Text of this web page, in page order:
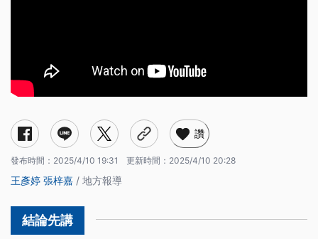
讚
發布時間： 2025/4/10 19:31 更新時間： 2025/4/10 20:28
王彥婷 張梓嘉 / 地方報導